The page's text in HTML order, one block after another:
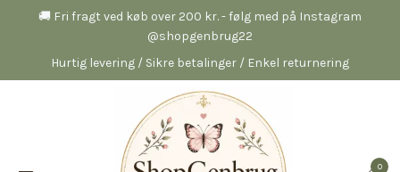
🚚 Fri fragt ved køb over 200 kr. - følg med på Instagram
@shopgenbrug22
Hurtig levering / Sikre betalinger / Enkel returnering
0